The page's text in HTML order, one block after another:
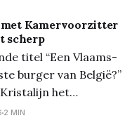
deze Vlaamse
vergunningentour
lichtte hij gisteren
sneller,
Kamervoorzitter
scherp
titel “Een Vlaams-
burger van België?”
het
niemand minder dan
2 MIN